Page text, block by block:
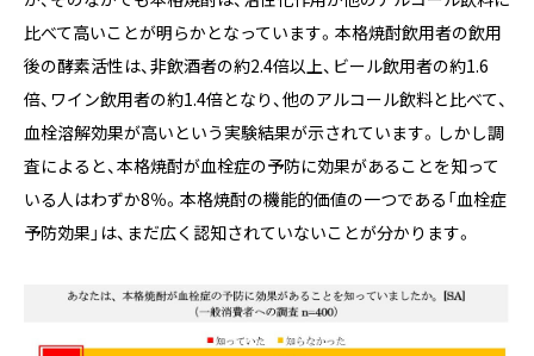
比べて高いことが明らかとなっています。本格焼酎飲用者の飲用
後の酵素活性は、非飲酒者の約2.4倍以上、ビール飲用者の約1.6
倍、ワイン飲用者の約1.4倍となり、他のアルコール飲料と比べて、
血栓溶解効果が高いという実験結果が示されています。しかし調
査によると、本格焼酎が血栓症の予防に効果があることを知って
いる人はわずか8％。本格焼酎の機能的価値の一つである「血栓症
予防効果」は、まだ広く認知されていないことが分かります。